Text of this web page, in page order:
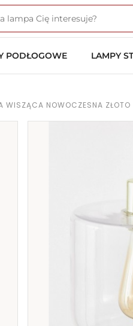
PODŁOGOWE LAMPY
WISZĄCA NOWOCZESNA ZŁOTO